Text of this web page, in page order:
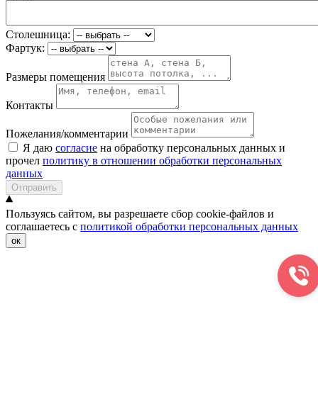
Столешница:
Фартук:
Размеры помещения
Контакты
Пожелания/комментарии
Я даю согласие на обработку персональных данных и
прочел политику в отношении обработки персональных
данных
Отправить
Пользуясь сайтом, вы разрешаете сбор cookie-файлов и
соглашаетесь с политикой обработки персональных данных
ок